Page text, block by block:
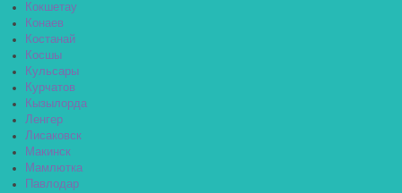
Кокшетау
Конаев
Костанай
Косшы
Кульсары
Курчатов
Кызылорда
Ленгер
Лисаковск
Макинск
Мамлютка
Павлодар